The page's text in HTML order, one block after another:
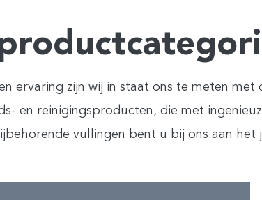
ervaring zijn wij in staat ons te meten
en reinigingsproducten, die met
vullingen bent u bij ons aan het